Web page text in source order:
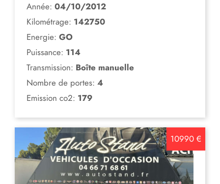
Année: 04/10/2012
Kilométrage: 142750
Energie: GO
Puissance: 114
Transmission: Boîte manuelle
Nombre de portes: 4
Emission co2: 179
10990 €